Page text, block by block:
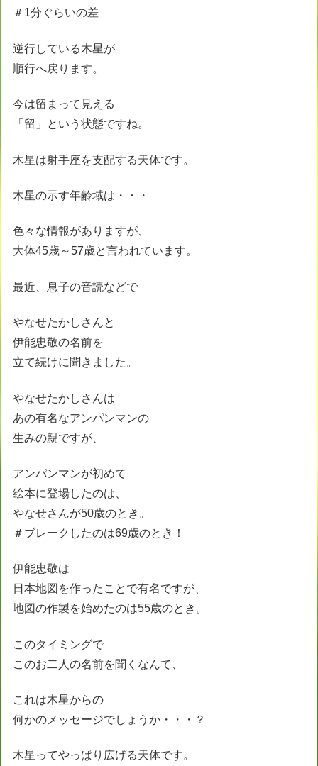
＃1分ぐらいの差
逆行している木星が
順行へ戻ります。
今は留まって見える
「留」という状態ですね。
木星は射手座を支配する天体です。
木星の示す年齢域は・・・
色々な情報がありますが、
大体45歳～57歳と言われています。
最近、息子の音読などで
やなせたかしさんと
伊能忠敬の名前を
立て続けに聞きました。
やなせたかしさんは
あの有名なアンパンマンの
生みの親ですが、
アンパンマンが初めて
絵本に登場したのは、
やなせさんが50歳のとき。
＃ブレークしたのは69歳のとき！
伊能忠敬は
日本地図を作ったことで有名ですが、
地図の作製を始めたのは55歳のとき。
このタイミングで
このお二人の名前を聞くなんて、
これは木星からの
何かのメッセージでしょうか・・・？
木星ってやっぱり広げる天体です。